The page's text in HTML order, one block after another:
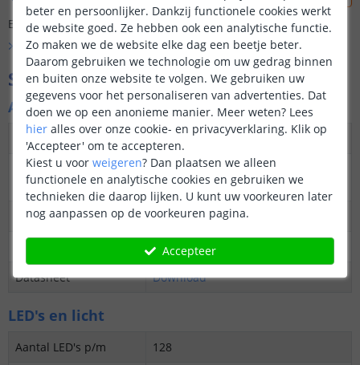
Er is nog geen vraag gesteld over dit product.
Bekijk alle Vraag & antwoord
Specificaties
Algemene kenmerken
Dimbaar
Ja
3M plakstrip over de
gehele lengte
Ja
Garantie
5 jaar
elke 6,25 cm
Datasheet
Download
LED's en licht
Aantal LED's p/m
128
beter en persoonlijker. Dankzij functionele cookies werkt
de website goed. Ze hebben ook een analytische functie.
Zo maken we de website elke dag een beetje beter.
Daarom gebruiken we technologie om uw gedrag binnen
en buiten onze website te volgen. We gebruiken uw
gegevens voor het personaliseren van advertenties. Dat
doen we op een anonieme manier. Meer weten? Lees
hier alles over onze cookie- en privacyverklaring. Klik op
'Accepteer' om te accepteren.
Kiest u voor weigeren? Dan plaatsen we alleen
functionele en analytische cookies en gebruiken we
technieken die daarop lijken. U kunt uw voorkeuren later
nog aanpassen op de voorkeuren pagina.
Accepteer